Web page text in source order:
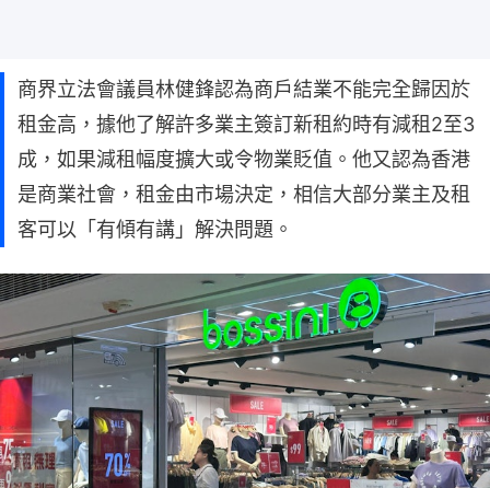
商界立法會議員林健鋒認為商戶結業不能完全歸因於
租金高，據他了解許多業主簽訂新租約時有減租2至3
成，如果減租幅度擴大或令物業貶值。他又認為香港
是商業社會，租金由市場決定，相信大部分業主及租
客可以「有傾有講」解決問題。